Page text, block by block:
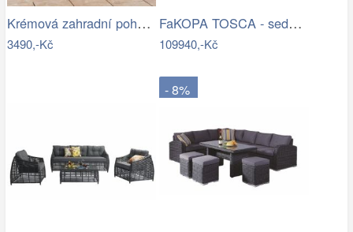
Krémová zahradní pohovka MAJKEN
3490,-Kč
FaKOPA TOSCA - sedací souprava Lucy Mdum
109940,-Kč
- 8%